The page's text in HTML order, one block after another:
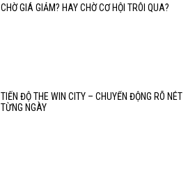
CHỜ GIÁ GIẢM? HAY CHỜ CƠ HỘI TRÔI QUA?
TIẾN ĐỘ THE WIN CITY – CHUYỂN ĐỘNG RÕ NÉT
TỪNG NGÀY